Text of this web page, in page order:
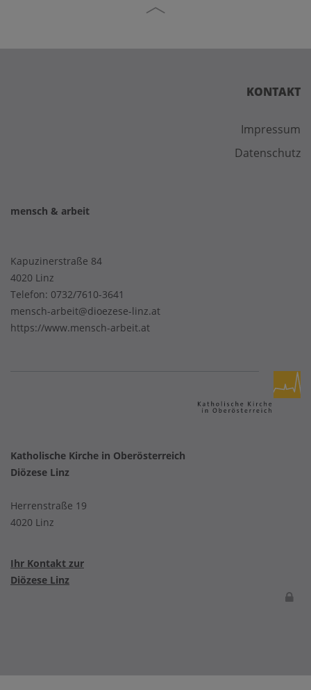
KONTAKT
Impressum
Datenschutz
mensch & arbeit
Kapuzinerstraße 84
4020 Linz
Telefon: 0732/7610-3641
mensch-arbeit@dioezese-linz.at
https://www.mensch-arbeit.at
Katholische Kirche in Oberösterreich
Diözese Linz
Herrenstraße 19
4020 Linz
Ihr Kontakt zur
Diözese Linz